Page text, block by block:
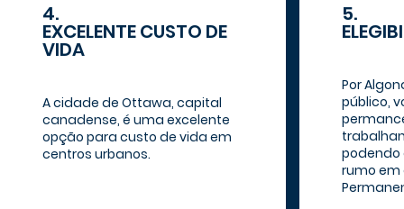
4.
EXCELENTE CUSTO DE
VIDA
A cidade de Ottawa, capital
canadense, é uma excelente
opção para custo de vida em
centros urbanos.
5.
Por
público,
podendo
rumo em